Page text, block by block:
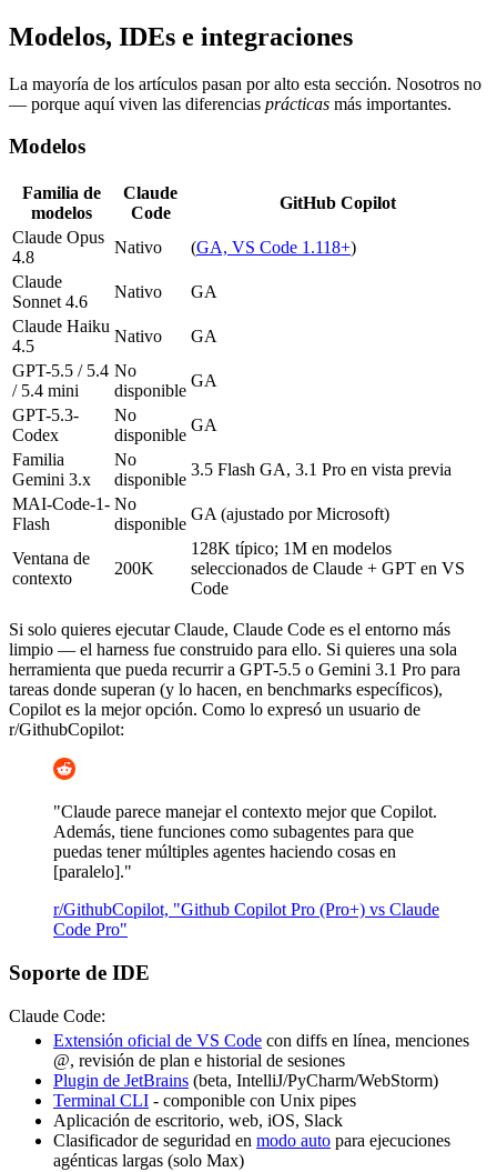
Modelos, IDEs e integraciones
La mayoría de los artículos pasan por alto esta sección. Nosotros no
— porque aquí viven las diferencias prácticas más importantes.
Modelos
Familia de
modelos
Claude
Code
GitHub Copilot
Claude Opus
4.8
Nativo (GA, VS Code 1.118+)
Claude
Sonnet 4.6
Nativo
GA
Claude Haiku
4.5
Nativo
GA
GPT-5.5 / 5.4
/ 5.4 mini
No
disponible
GA
GPT-5.3-
Codex
No
disponible
GA
Familia
Gemini 3.x
No
disponible
3.5 Flash GA, 3.1 Pro en vista previa
MAI-Code-1-
Flash
No
disponible
GA (ajustado por Microsoft)
Ventana de
contexto
200K
128K típico; 1M en modelos
seleccionados de Claude + GPT en VS
Code
Si solo quieres ejecutar Claude, Claude Code es el entorno más
limpio — el harness fue construido para ello. Si quieres una sola
herramienta que pueda recurrir a GPT-5.5 o Gemini 3.1 Pro para
tareas donde superan (y lo hacen, en benchmarks específicos),
Copilot es la mejor opción. Como lo expresó un usuario de
r/GithubCopilot:
"Claude parece manejar el contexto mejor que Copilot.
Además, tiene funciones como subagentes para que
puedas tener múltiples agentes haciendo cosas en
[paralelo]."
r/GithubCopilot, "Github Copilot Pro (Pro+) vs Claude
Code Pro"
Soporte de IDE
Claude Code:
Extensión oficial de VS Code con diffs en línea, menciones
@, revisión de plan e historial de sesiones
Plugin de JetBrains (beta, IntelliJ/PyCharm/WebStorm)
Terminal CLI - componible con Unix pipes
Aplicación de escritorio, web, iOS, Slack
Clasificador de seguridad en modo auto para ejecuciones
agénticas largas (solo Max)